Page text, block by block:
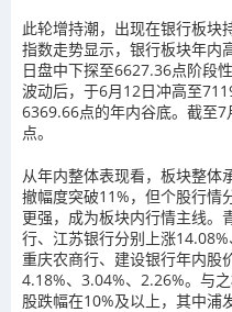
此轮增持潮，出现在银行板块
指数走势显示，银行板块年内
日盘中下探至6627.36点阶段
波动后，于6月12日冲高至
6369.66点的年内谷底。截至
点。
从年内整体表现看，板块整体
撤幅度突破11%，但个股行情
更强，成为板块内行情主线。
行、江苏银行分别上涨
重庆农商行、建设银行年内股
4.18%、3.04%、2.26%。与
股跌幅在10%及以上，其中浦